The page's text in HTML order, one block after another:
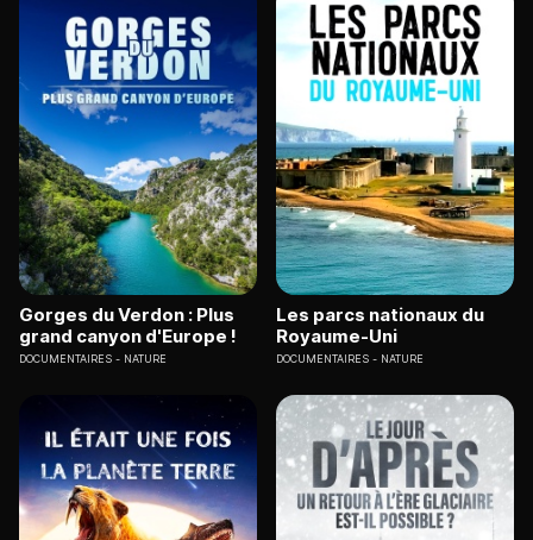
Gorges du Verdon : Plus
grand canyon d'Europe !
DOCUMENTAIRES NATURE
Les parcs nationaux du
Royaume-Uni
DOCUMENTAIRES NATURE